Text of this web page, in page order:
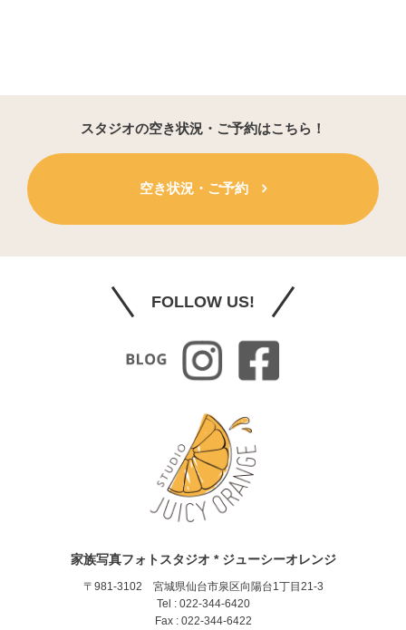
スタジオの空き状況・ご予約はこちら！
空き状況・ご予約
FOLLOW US!
家族写真フォトスタジオ * ジューシーオレンジ
〒981-3102 宮城県仙台市泉区向陽台1丁目21-3
Tel : 022-344-6420
Fax : 022-344-6422